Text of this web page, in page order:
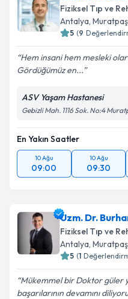
Fiziksel Tıp ve
Antalya,
5 (9
Hem insani hem mesleki
Gördüğümüz en...
ASV Yaşam Hastanesi
Gebizli Mah. 1116 Sok. No:4
En Yakın Saatler
10 Ağu
09:00
10 Ağu
09:30
Uzm. Dr.
Fiziksel Tıp ve
Antalya,
5 (1
Mükemmel bir Doktor güler
başarılarının devamını